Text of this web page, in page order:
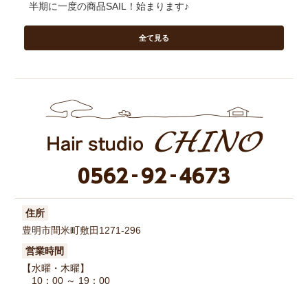
半期に一度の商品SAIL！始まります♪
全て見る
住所
豊明市間米町敷田1271-296
営業時間
【水曜・木曜】
10：00 ～ 19：00